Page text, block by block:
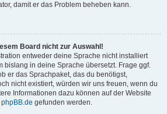
damit er das Problem beheben kann.
Board nicht zur Auswahl!
entweder deine Sprache nicht installiert
bislang in deine Sprache übersetzt. Frage ggf.
er das Sprachpaket, das du benötigst,
nicht existiert, würden wir uns freuen, wenn du
Informationen dazu können auf der Website
phpBB.de gefunden werden.